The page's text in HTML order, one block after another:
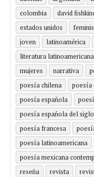
colombia
david
estados unidos
joven
latinoamérica
literatura latinoamericana
mujeres
narrativa
poesía chilena
poesía
poesía española
poesía española del
poesía francesa
poesía latinoamericana
poesía mexicana
reseña
revista